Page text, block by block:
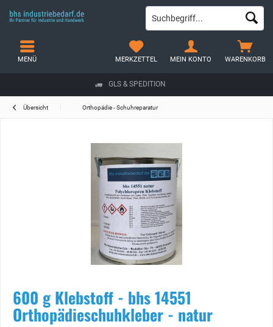
GLS & SPEDITION
WARENKORB
MERKZETTEL MEIN KONTO
MENÜ
Übersicht Orthopädie - Schuhreparatur
600 g Klebstoff - bhs 14551
Orthopädieschuhkleber - natur